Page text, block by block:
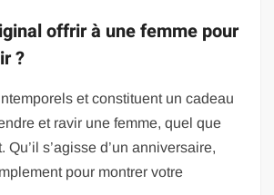
offrir à une femme pour
?
et constituent un cadeau
et ravir une femme, quel que
Qu’il s’agisse d’un anniversaire,
pour montrer votre